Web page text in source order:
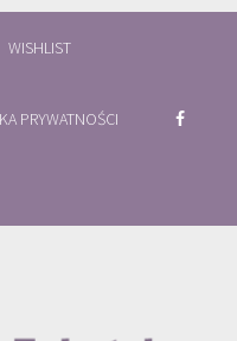
WISHLIST
PRYWATNOŚCI